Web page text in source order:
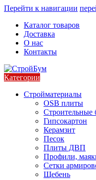
Перейти к навигации
Каталог товаров
Доставка
О нас
Контакты
Категории
Стройматериалы
OSB плиты
Строительные
Гипсокартон
Керамзит
Песок
Плиты ДВП
Профили,
Сетки
Щебень